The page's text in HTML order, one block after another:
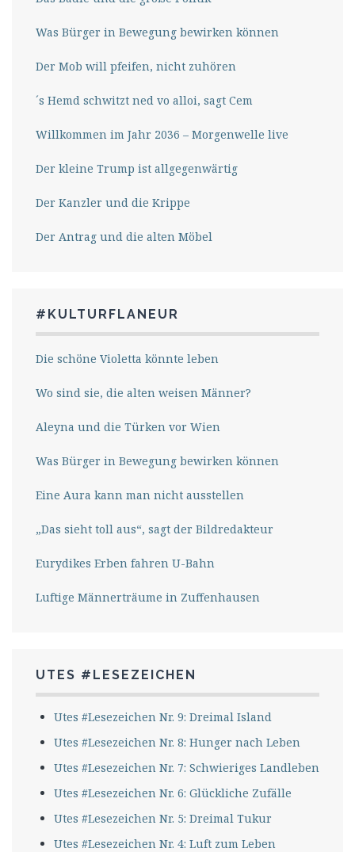
Was Bürger in Bewegung bewirken können
Der Mob will pfeifen, nicht zuhören
´s Hemd schwitzt ned vo alloi, sagt Cem
Willkommen im Jahr 2036 – Morgenwelle live
Der kleine Trump ist allgegenwärtig
Der Kanzler und die Krippe
Der Antrag und die alten Möbel
#KULTURFLANEUR
Die schöne Violetta könnte leben
Wo sind sie, die alten weisen Männer?
Aleyna und die Türken vor Wien
Was Bürger in Bewegung bewirken können
Eine Aura kann man nicht ausstellen
„Das sieht toll aus“, sagt der Bildredakteur
Eurydikes Erben fahren U-Bahn
Luftige Männerträume in Zuffenhausen
UTES #LESEZEICHEN
Utes #Lesezeichen Nr. 9: Dreimal Island
Utes #Lesezeichen Nr. 8: Hunger nach Leben
Utes #Lesezeichen Nr. 7: Schwieriges Landleben
Utes #Lesezeichen Nr. 6: Glückliche Zufälle
Utes #Lesezeichen Nr. 5: Dreimal Tukur
Utes #Lesezeichen Nr. 4: Luft zum Leben